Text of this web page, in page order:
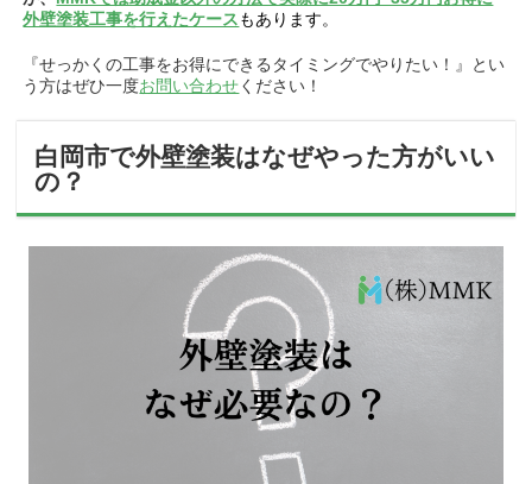
外壁塗装工事を行えたケースもあります。
『せっかくの工事をお得にできるタイミングでやりたい！』とい
う方はぜひ一度お問い合わせください！
白岡市で外壁塗装はなぜやった方がいい
の？